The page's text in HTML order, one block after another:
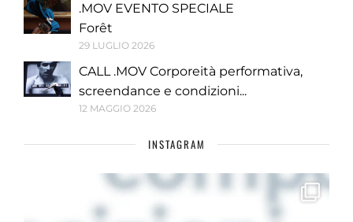
.MOV EVENTO SPECIALE
Forêt
29 LUGLIO 2026
CALL .MOV Corporeità performativa,
screendance e condizioni...
12 MAGGIO 2026
INSTAGRAM